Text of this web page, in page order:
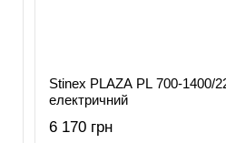
Stinex PLAZA PL 700-1400/
електричний
6 170 грн